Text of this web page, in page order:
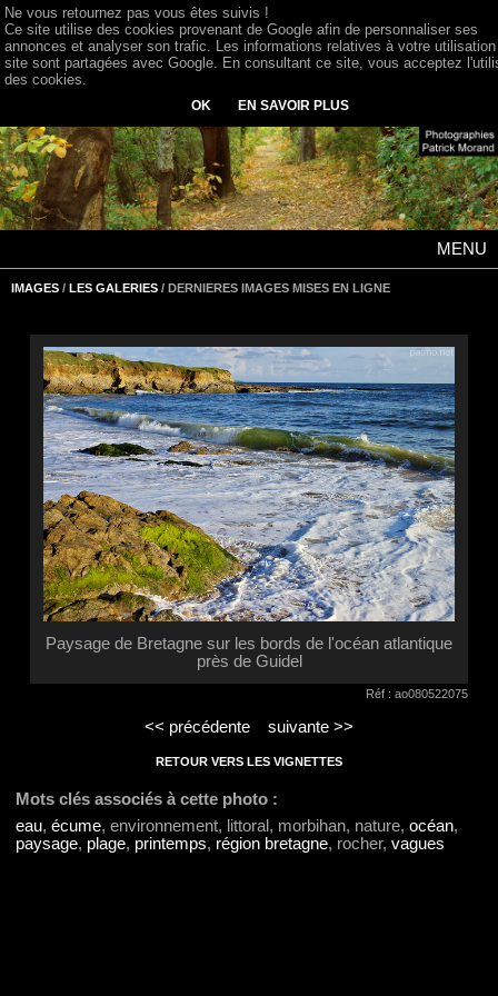
MENU
IMAGES / LES GALERIES / DERNIERES IMAGES MISES EN LIGNE
Paysage de Bretagne sur les bords de l'océan atlantique
près de Guidel
Réf : ao080522075
<< précédente suivante >>
RETOUR VERS LES VIGNETTES
Mots clés associés à cette photo :
eau, écume, environnement, littoral, morbihan, nature, océan,
paysage, plage, printemps, région bretagne, rocher, vagues
Ne vous retournez pas vous êtes suivis !
Ce site utilise des cookies provenant de Google afin de personnaliser ses
annonces et analyser son trafic. Les informations relatives à votre
site sont partagées avec Google. En consultant ce site, vous acceptez
des cookies.
OK EN SAVOIR PLUS